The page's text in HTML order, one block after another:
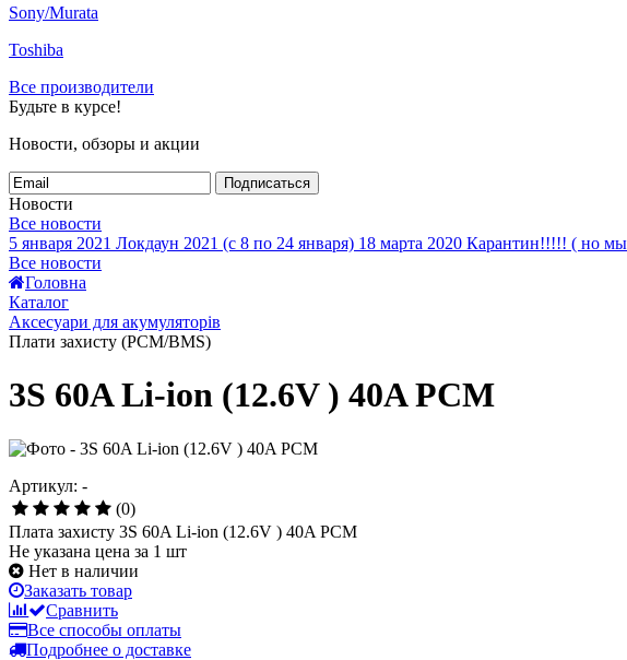
Sony/Murata
Toshiba
Все производители
Будьте в курсе!
Новости, обзоры и акции
Подписаться
Новости
Все новости
5 января 2021 Локдаун 2021 (с 8 по 24 января) 18 марта 2020 Карантин!!!!! ( но мы
Все новости
Головна
Каталог
Аксесуари для акумуляторів
Плати захисту (PCM/BMS)
3S 60A Li-ion (12.6V ) 40A PCM
Артикул: -
(0)
Плата захисту 3S 60A Li-ion (12.6V ) 40A PCM
Не указана цена за 1 шт
Нет в наличии
Заказать товар
Сравнить
Все способы оплаты
Подробнее о доставке